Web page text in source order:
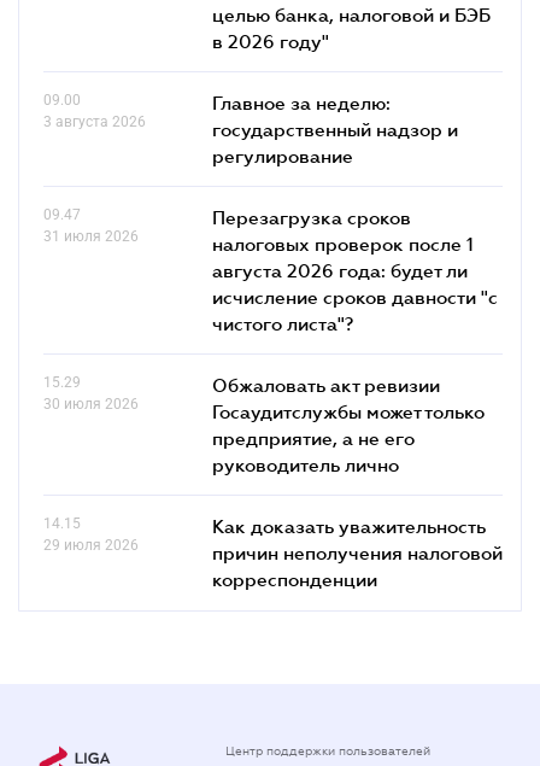
целью банка, налоговой и БЭБ
в 2026 году"
09.00
3 августа 2026
Главное за неделю:
государственный надзор и
регулирование
09.47
31 июля 2026
Перезагрузка сроков
налоговых проверок после 1
августа 2026 года: будет ли
исчисление сроков давности "с
чистого листа"?
15.29
30 июля 2026
Обжаловать акт ревизии
Госаудитслужбы может только
предприятие, а не его
руководитель лично
14.15
29 июля 2026
Как доказать уважительность
причин неполучения налоговой
корреспонденции
Центр поддержки пользователей